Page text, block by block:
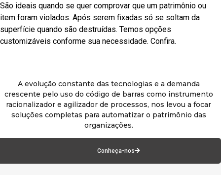
São ideais quando se quer comprovar que um patrimônio ou
item foram violados. Após serem fixadas só se soltam da
superfície quando são destruídas. Temos opções
customizáveis conforme sua necessidade. Confira.
A evolução constante das tecnologias e a demanda
crescente pelo uso do código de barras como instrumento
racionalizador e agilizador de processos, nos levou a focar
soluções completas para automatizar o patrimônio das
organizações.
Conheça-nos